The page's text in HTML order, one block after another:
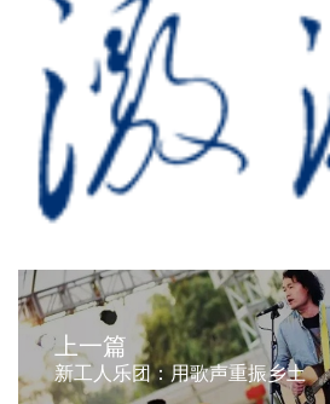
上一篇
新工人乐团：用歌声重振乡土